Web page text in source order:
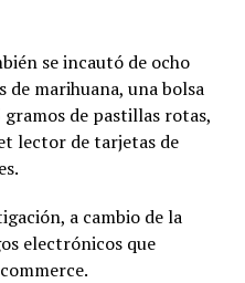
se incautó de ocho
de marihuana, una bolsa
de pastillas rotas,
lector de tarjetas de
a cambio de la
electrónicos que